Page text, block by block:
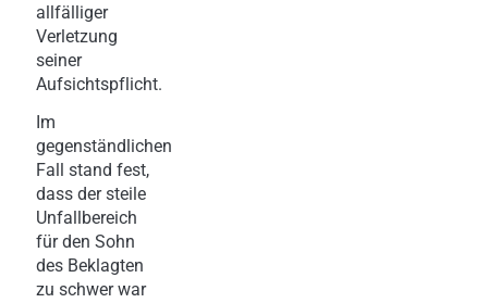
allfälliger
Verletzung
seiner
Aufsichtspflicht.
Im
gegenständlichen
Fall stand fest,
dass der steile
Unfallbereich
für den Sohn
des Beklagten
zu schwer war